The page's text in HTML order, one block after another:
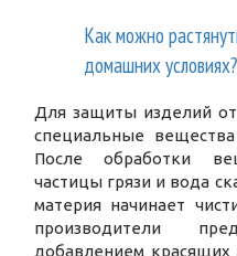
Как можно
домашних условиях?
Для защиты изделий
специальные
После обработки
частицы грязи и вода
материя начинает
производители
добавлением красящих